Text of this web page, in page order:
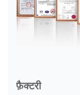
फ़ैक्टरी